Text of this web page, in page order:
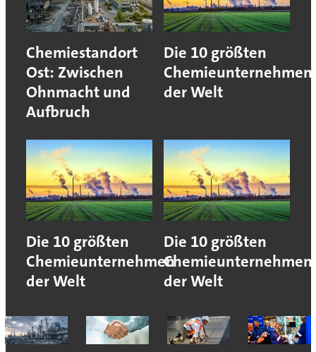
Chemiestandort
Ost: Zwischen
Ohnmacht und
Aufbruch
Die 10 größten
Chemieunternehmen
der Welt
Die 10 größten
Chemieunternehmen
der Welt
Die 10 größten
Chemieunternehmen
der Welt